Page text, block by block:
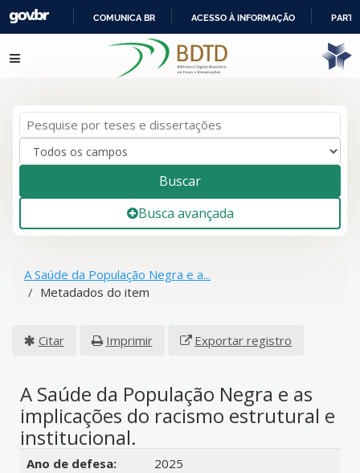
IR
PARA
COMUNICA BR ACESSO À INFORMAÇÃO
Pular para o conteúdo
Buscar
Busca avançada
A Saúde da População Negra e a...
Metadados do item
Citar Imprimir Exportar registro
A Saúde da População Negra e as
implicações do racismo estrutural e
institucional.
Detalhes bibliográficos
Ano de defesa:
2025